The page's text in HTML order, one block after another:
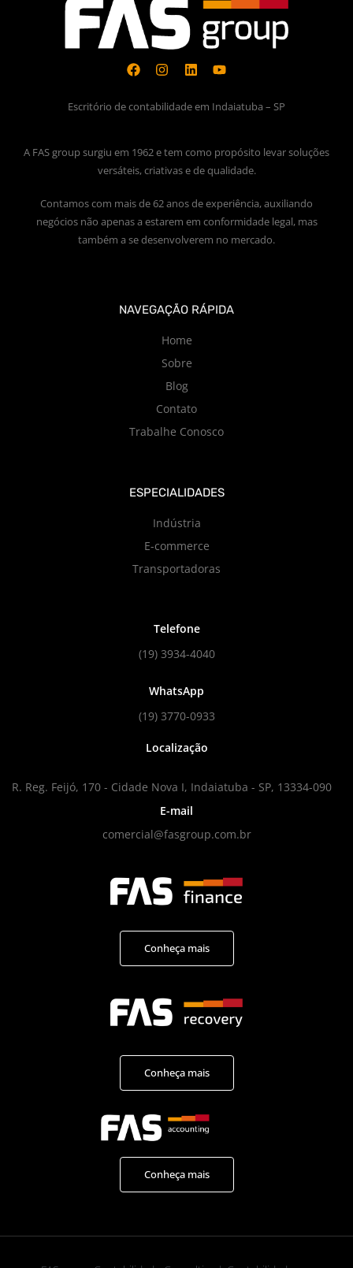
Escritório de contabilidade em Indaiatuba – SP
A FAS group surgiu em 1962 e tem como propósito levar soluções
versáteis, criativas e de qualidade.
Contamos com mais de 62 anos de experiência, auxiliando
negócios não apenas a estarem em conformidade legal, mas
também a se desenvolverem no mercado.
NAVEGAÇÃO RÁPIDA
Home
Sobre
Blog
Contato
Trabalhe Conosco
ESPECIALIDADES
Indústria
E-commerce
Transportadoras
Telefone
(19) 3934-4040
WhatsApp
(19) 3770-0933
Localização
R. Reg. Feijó, 170 - Cidade Nova I, Indaiatuba - SP, 13334-090
E-mail
comercial@fasgroup.com.br
Conheça mais
Conheça mais
Conheça mais